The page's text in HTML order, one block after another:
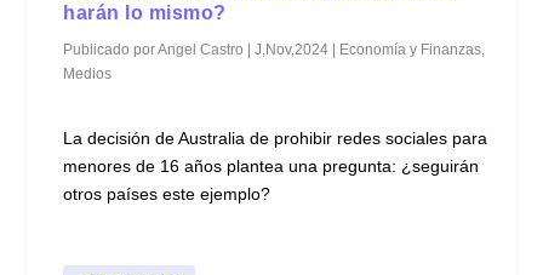
harán lo mismo?
Publicado porAngel Castro |J,Nov,2024 | Economía y Finanzas
Medios
La decisión de Australia de prohibir redes sociales para
menores de 16 años plantea una pregunta: ¿seguirán
otros países este ejemplo?